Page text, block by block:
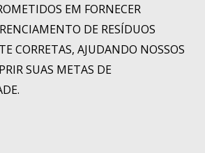
EM FORNECER
DE RESÍDUOS
CORRETAS, AJUDANDO NOSSOS
SUAS METAS DE